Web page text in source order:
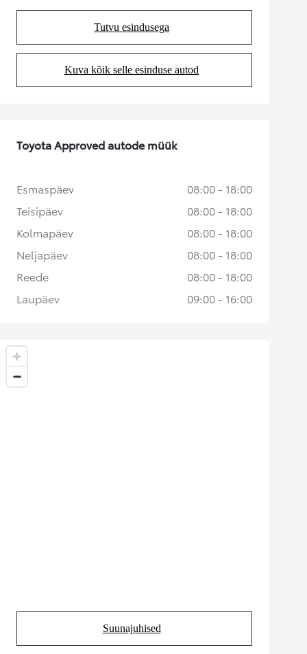
Tutvu esindusega
(Opens in new tab)
Kuva kõik selle esinduse autod
(Opens in new tab)
Suunajuhised
(Opens in new tab)
Toyota Approved autode müük
Esmaspäev
08:00 - 18:00
Teisipäev
08:00 - 18:00
Kolmapäev
08:00 - 18:00
Neljapäev
08:00 - 18:00
Reede
08:00 - 18:00
Laupäev
09:00 - 16:00